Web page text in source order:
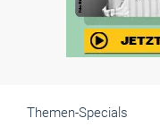
Themen-Specials